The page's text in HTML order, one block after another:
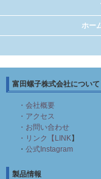
ホー
富田螺子株式会社について
・会社概要
・アクセス
・お問い合わせ
・リンク【LINK】
・ 公式Instagram
製品情報